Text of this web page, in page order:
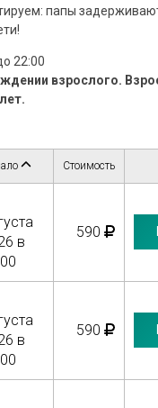
папы
22:00
взрослого.
Стоимость
в
590
в
590